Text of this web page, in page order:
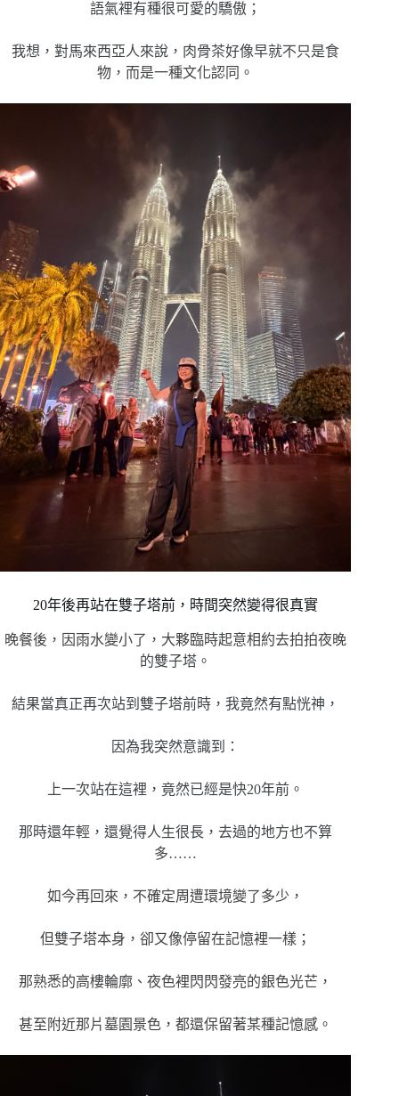
語氣裡有種很可愛的驕傲；
我想，對馬來西亞人來說，肉骨茶好像早就不只是食
物，而是一種文化認同。
20年後再站在雙子塔前，時間突然變得很真實
晚餐後，因雨水變小了，大夥臨時起意相約去拍拍夜晚
的雙子塔。
結果當真正再次站到雙子塔前時，我竟然有點恍神，
因為我突然意識到：
上一次站在這裡，竟然已經是快20年前。
那時還年輕，還覺得人生很長，去過的地方也不算
多……
如今再回來，不確定周遭環境變了多少，
但雙子塔本身，卻又像停留在記憶裡一樣；
那熟悉的高樓輪廓、夜色裡閃閃發亮的銀色光芒，
甚至附近那片墓園景色，都還保留著某種記憶感。